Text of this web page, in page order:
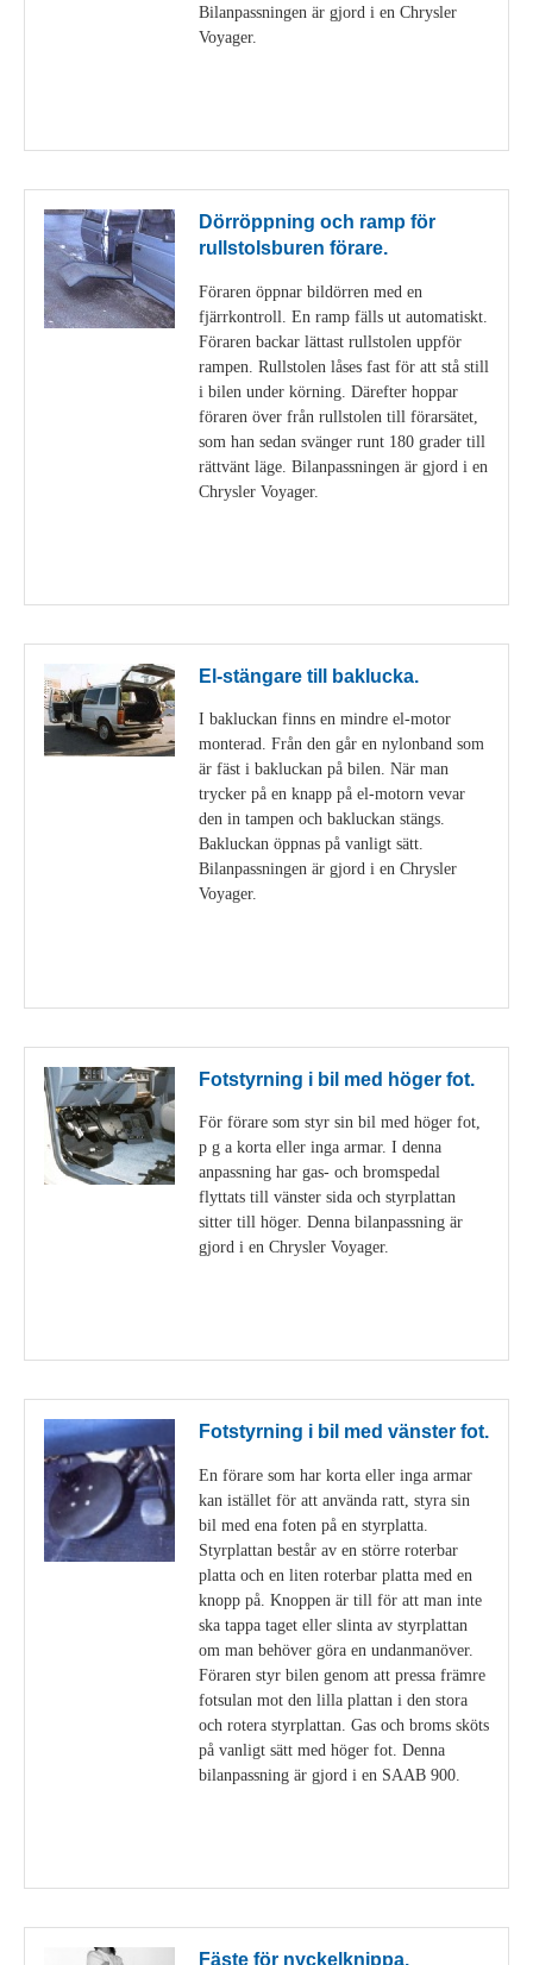
Bilanpassningen är gjord i en Chrysler
Voyager.
Dörröppning och ramp för
rullstolsburen förare.
Föraren öppnar bildörren med en
fjärrkontroll. En ramp fälls ut automatiskt.
Föraren backar lättast rullstolen uppför
rampen. Rullstolen låses fast för att stå still
i bilen under körning. Därefter hoppar
föraren över från rullstolen till förarsätet,
som han sedan svänger runt 180 grader till
rättvänt läge. Bilanpassningen är gjord i en
Chrysler Voyager.
El-stängare till baklucka.
I bakluckan finns en mindre el-motor
monterad. Från den går en nylonband som
är fäst i bakluckan på bilen. När man
trycker på en knapp på el-motorn vevar
den in tampen och bakluckan stängs.
Bakluckan öppnas på vanligt sätt.
Bilanpassningen är gjord i en Chrysler
Voyager.
Fotstyrning i bil med höger fot.
För förare som styr sin bil med höger fot,
p g a korta eller inga armar. I denna
anpassning har gas- och bromspedal
flyttats till vänster sida och styrplattan
sitter till höger. Denna bilanpassning är
gjord i en Chrysler Voyager.
Fotstyrning i bil med vänster fot.
En förare som har korta eller inga armar
kan istället för att använda ratt, styra sin
bil med ena foten på en styrplatta.
Styrplattan består av en större roterbar
platta och en liten roterbar platta med en
knopp på. Knoppen är till för att man inte
ska tappa taget eller slinta av styrplattan
om man behöver göra en undanmanöver.
Föraren styr bilen genom att pressa främre
fotsulan mot den lilla plattan i den stora
och rotera styrplattan. Gas och broms sköts
på vanligt sätt med höger fot. Denna
bilanpassning är gjord i en SAAB 900.
Fäste för nyckelknippa.